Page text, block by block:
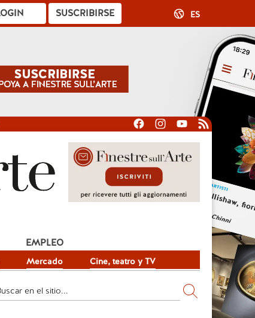
SUSCRIBIRSE ES
Mercado Cine, teatro y TV
EMPLEO